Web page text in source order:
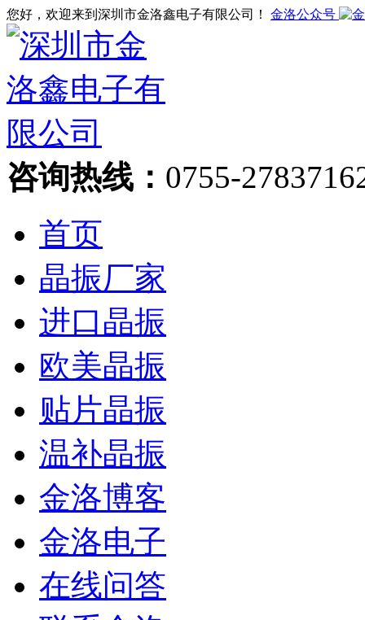
您好，欢迎来到深圳市金洛鑫电子有限公司！ 金洛公众号
咨询热线： 0755-
首页
晶振厂家
进口晶振
欧美晶振
贴片晶振
温补晶振
金洛博客
金洛电子
在线问答